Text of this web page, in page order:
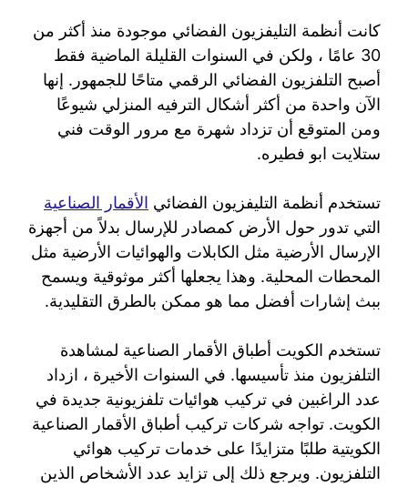
كانت أنظمة التليفزيون الفضائي موجودة منذ أكثر من
30 عامًا ، ولكن في السنوات القليلة الماضية فقط
أصبح التلفزيون الفضائي الرقمي متاحًا للجمهور. إنها
الآن واحدة من أكثر أشكال الترفيه المنزلي شيوعًا
ومن المتوقع أن تزداد شهرة مع مرور الوقت فني
ستلايت ابو فطيره.
تستخدم أنظمة التليفزيون الفضائي الأقمار الصناعية
التي تدور حول الأرض كمصادر للإرسال بدلاً من أجهزة
الإرسال الأرضية مثل الكابلات والهوائيات الأرضية مثل
المحطات المحلية. وهذا يجعلها أكثر موثوقية ويسمح
ببث إشارات أفضل مما هو ممكن بالطرق التقليدية.
تستخدم الكويت أطباق الأقمار الصناعية لمشاهدة
التلفزيون منذ تأسيسها. في السنوات الأخيرة ، ازداد
عدد الراغبين في تركيب هوائيات تلفزيونية جديدة في
الكويت. تواجه شركات تركيب أطباق الأقمار الصناعية
الكويتية طلبًا متزايدًا على خدمات تركيب هوائي
التلفزيون. ويرجع ذلك إلى تزايد عدد الأشخاص الذين